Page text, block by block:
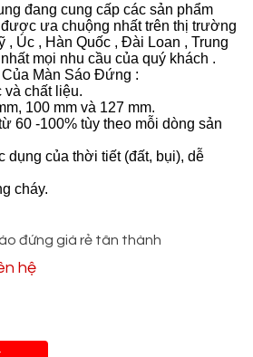
đang cung cấp các sản phẩm
ưa chuộng nhất trên thị trường
, Úc , Hàn Quốc , Đài Loan , Trung
mọi nhu cầu của quý khách .
Màn Sáo Đứng :
và chất liệu.
100 mm và 127 mm.
60 -100% tùy theo mỗi dòng sản
dụng của thời tiết (đất, bụi), dễ
cháy.
đứng giá rẻ tân thành
hệ